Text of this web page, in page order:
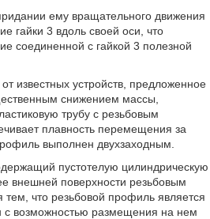
ему вращательного движения
гайки 3 вдоль своей оси, что
соединенной с гайкой 3 полезной
известных устройств, предложенное
снижением массы,
трубу с резьбовым
плавность перемещения за
выполнен двухзаходным.
пустотелую цилиндрическую
внешней поверхности резьбовым
что резьбовой профиль является
с возможностью размещения на нем